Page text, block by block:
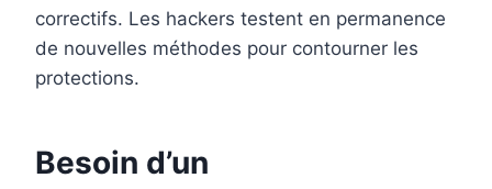
correctifs. Les hackers testent en permanence
de nouvelles méthodes pour contourner les
protections.
Besoin d’un